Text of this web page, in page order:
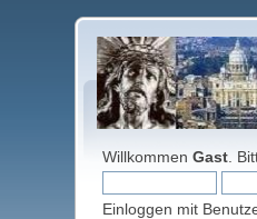
WillkommenGast .
Einloggen mit